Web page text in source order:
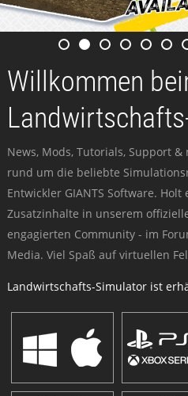
Willkommen
News, Mods, Tutorials, Support
rund um die beliebte
Entwickler GIANTS Software.
Zusatzinhalte in unserem
engagierten Community - im
Media. Viel Spaß auf virtuellen
Landwirtschafts-Simulator ist